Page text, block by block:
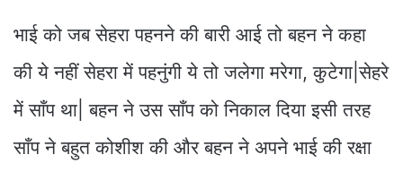
भाई को जब सेहरा पहनने की बारी आई तो बहन ने कहा
की ये नहीं सेहरा में पहनुंगी ये तो जलेगा मरेगा, कुटेगा|सेहरे
में साँप था| बहन ने उस साँप को निकाल दिया इसी तरह
साँप ने बहुत कोशीश की और बहन ने अपने भाई की रक्षा